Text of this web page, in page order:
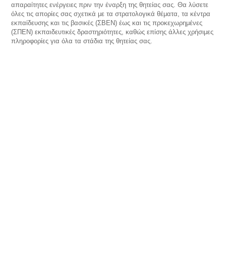
απαραίτητες ενέργειες πριν την έναρξη της θητείας σας. Θα λύσετε
όλες τις απορίες σας σχετικά με τα στρατολογικά θέματα, τα κέντρα
εκπαίδευσης και τις βασικές (ΣΒΕΝ) έως και τις προκεχωρημένες
(ΣΠΕΝ) εκπαιδευτικές δραστηριότητες, καθώς επίσης άλλες χρήσιμες
πληροφορίες για όλα τα στάδια της θητείας σας.